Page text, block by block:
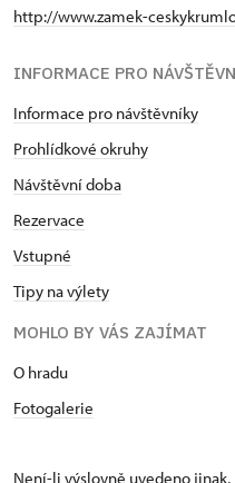
http://www.zamek-
INFORMACE PRO
Informace pro návštěvníky
Prohlídkové okruhy
Návštěvní doba
Rezervace
Vstupné
Tipy na výlety
MOHLO BY VÁS ZAJÍMAT
O hradu
Fotogalerie
Není-li výslovně uvedeno